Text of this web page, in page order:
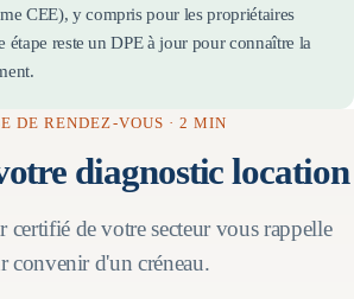
CEE), y compris pour les propriétaires
étape reste un DPE à jour pour connaître la
DE RENDEZ-VOUS · 2 MIN
diagnostic location
certifié de votre secteur vous rappelle
convenir d'un créneau.